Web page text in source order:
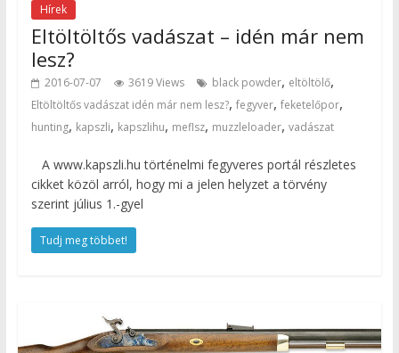
Hírek
Eltöltöltős vadászat – idén már nem
lesz?
2016-07-07 3619 Views black powder, eltöltölő,
Eltöltöltős vadászat idén már nem lesz?, fegyver, feketelőpor,
hunting, kapszli, kapszlihu, meflsz, muzzleloader, vadászat
A www.kapszli.hu történelmi fegyveres portál részletes
cikket közöl arról, hogy mi a jelen helyzet a törvény
szerint július 1.-gyel
Tudj meg többet!